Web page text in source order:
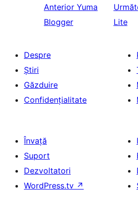
Anterior Yuma
Blogger
Lite
Despre
Știri
Găzduire
Confidențialitate
Învață
Suport
Dezvoltatori
WordPress.tv ↗